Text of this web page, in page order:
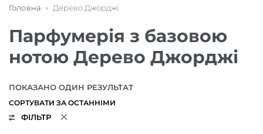
Головна › Дерево Джорджі
Парфумерія з базовою
нотою Дерево Джорджі
ПОКАЗАНО ОДИН РЕЗУЛЬТАТ
ФІЛЬТР